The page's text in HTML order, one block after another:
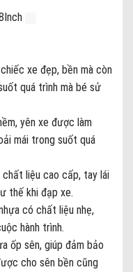
xe đẹp, bền mà còn
quá trình mà bé sử
yên xe được làm
mái trong suốt quá
chất liệu cao cấp, tay lái
thế khi đạp xe.
có chất liệu nhẹ,
hành trình.
ốp sên, giúp đảm bảo
cho sên bền cũng